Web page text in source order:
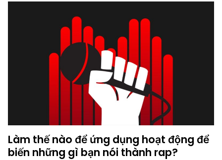
Làm thế nào để ứng dụng hoạt động để
biến những gì bạn nói thành rap?